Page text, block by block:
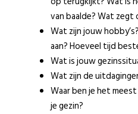
van baalde? Wat zegt
Wat zijn jouw
aan? Hoeveel tijd
Wat is jouw
Wat zijn de
Waar ben je het
je gezin?